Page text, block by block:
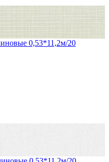
0,53*11,2м/20